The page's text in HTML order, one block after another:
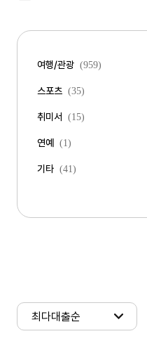
여행/관광 (959)
스포츠 (35)
취미서 (15)
연예 (1)
기타 (41)